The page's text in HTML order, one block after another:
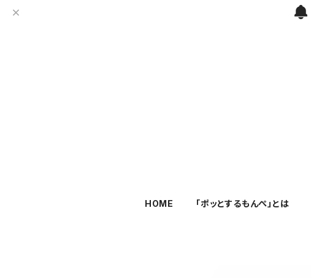
HOME 「ポッとするもんぺ」とは